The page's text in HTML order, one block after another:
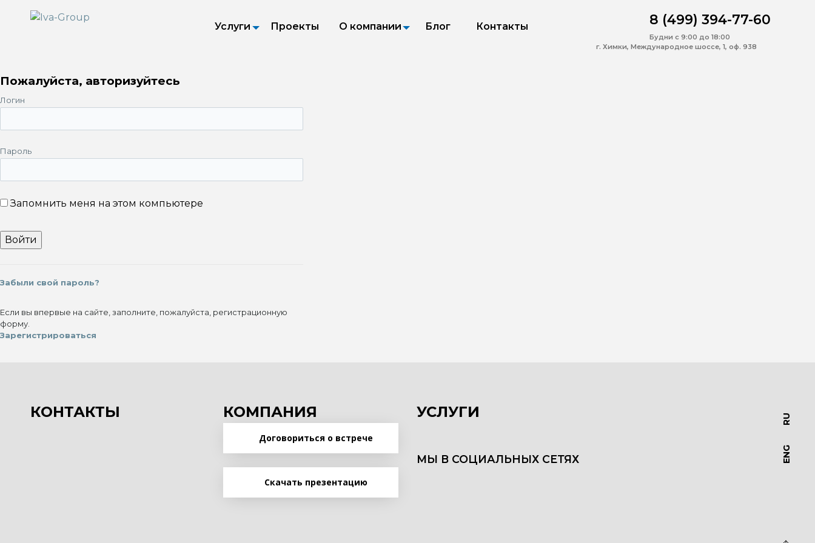
Услуги Проекты О компании Блог Контакты 8 (499) 394-77-60
Будни с 9:00 до 18:00
г. Химки, Международное шоссе, 1, оф. 938
Пожалуйста, авторизуйтесь
Логин
Пароль
Запомнить меня на этом компьютере
Забыли свой пароль?
Если вы впервые на сайте, заполните, пожалуйста, регистрационную
форму.
Зарегистрироваться
КОНТАКТЫ КОМПАНИЯ
Договориться о встрече
Скачать презентацию
УСЛУГИ
МЫ В СОЦИАЛЬНЫХ СЕТЯХ ENG
RU